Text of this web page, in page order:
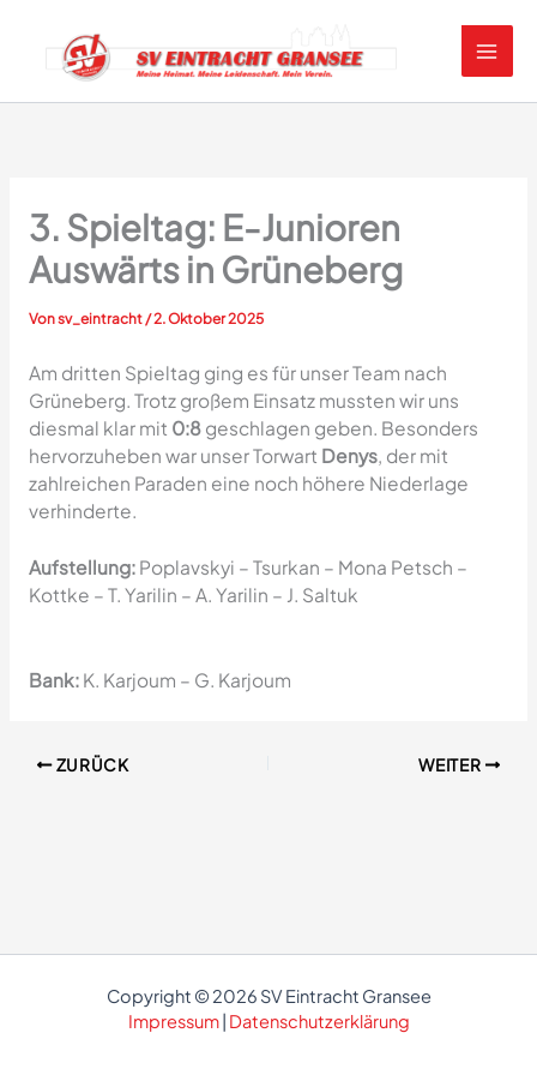
springen
3. Spieltag: E-Junioren
Auswärts in Grüneberg
Vonsv_eintracht /2. Oktober 2025
Am dritten Spieltag ging es für unser Team nach
Grüneberg. Trotz großem Einsatz mussten wir uns
diesmal klar mit 0:8geschlagen geben. Besonders
hervorzuheben war unser Torwart Denys, der mit
zahlreichen Paraden eine noch höhere Niederlage
verhinderte.
Aufstellung:Poplavskyi – Tsurkan – Mona Petsch –
Kottke – T. Yarilin – A. Yarilin – J. Saltuk
Bank:K. Karjoum – G. Karjoum
ZURÜCK WEITER
Copyright © 2026 SV Eintracht Gransee
Impressum| Datenschutzerklärung